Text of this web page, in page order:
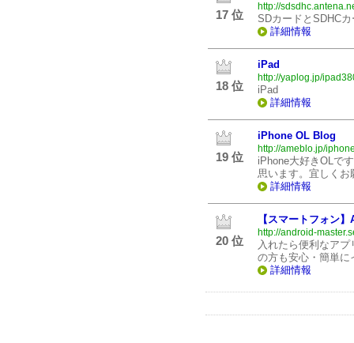
17 位
http://
SDカードとSDHC
詳細情報
18 位
iPad
http://yaplog.jp/
iPad
詳細情報
19 位
iPhone OL Blog
http://ameblo.jp/
iPhone大好きOLで
思います。宜しくお
詳細情報
20 位
【スマートフォン
http://android-
入れたら便利なア
の方も安心・簡単に
詳細情報